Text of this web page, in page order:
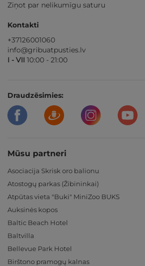
Ziņot par nelikumīgu saturu
Kontakti
+37126001060
info@gribuatpusties.lv
I - VII 10:00 - 21:00
Draudzēsimies:
Mūsu partneri
Asociacija Skrisk oro balionu
Atostogų parkas (Žibininkai)
Atpūtas vieta "Buki" MiniZoo BUKS
Auksinės kopos
Baltic Beach Hotel
Baltvilla
Bellevue Park Hotel
Birštono pramogų kalnas